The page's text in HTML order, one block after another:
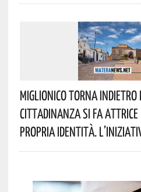
Miglionico Torna Indietro
Cittadinanza Si Fa Attrice
Propria Identità.